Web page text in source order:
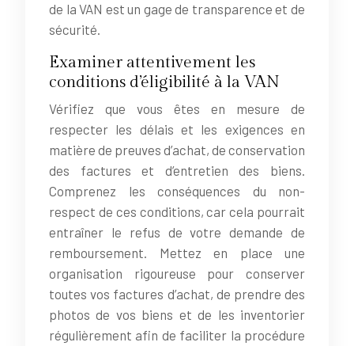
de la VAN est un gage de transparence et de
sécurité.
Examiner attentivement les
conditions d’éligibilité à la VAN
Vérifiez que vous êtes en mesure de
respecter les délais et les exigences en
matière de preuves d’achat, de conservation
des factures et d’entretien des biens.
Comprenez les conséquences du non-
respect de ces conditions, car cela pourrait
entraîner le refus de votre demande de
remboursement. Mettez en place une
organisation rigoureuse pour conserver
toutes vos factures d’achat, de prendre des
photos de vos biens et de les inventorier
régulièrement afin de faciliter la procédure